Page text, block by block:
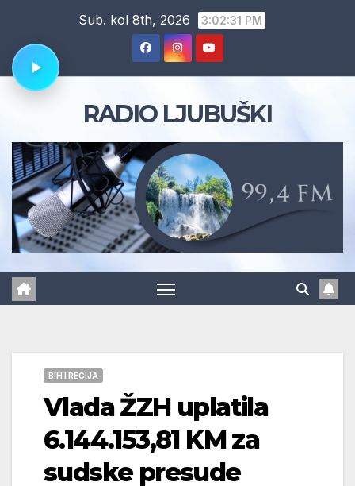
content
Sub. kol 8th, 2026 3:02:31 PM
RADIO LJUBUŠKI
BIH I REGIJA
Vlada ŽZH uplatila
6.144.153,81 KM za
sudske presude